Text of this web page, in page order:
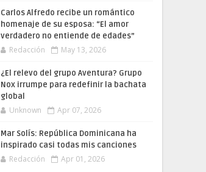
Carlos Alfredo recibe un romántico
homenaje de su esposa: “El amor
verdadero no entiende de edades”
Redacción May 13, 2026
¿El relevo del grupo Aventura? Grupo
Nox irrumpe para redefinir la bachata
global
Unknown Apr 07, 2026
Mar Solís: República Dominicana ha
inspirado casi todas mis canciones
Redacción Apr 01, 2026